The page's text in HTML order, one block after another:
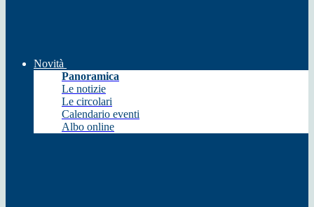
Novità
Panoramica
Le notizie
Le circolari
Calendario eventi
Albo online